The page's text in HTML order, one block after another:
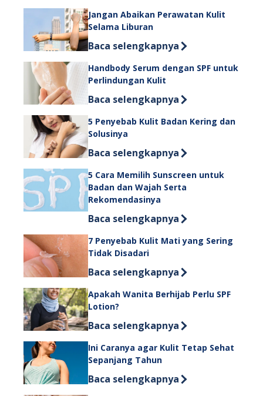
Jangan Abaikan Perawatan Kulit
Selama Liburan
Discover more about Jangan
Baca selengkapnya
Handbody Serum dengan SPF untuk
Perlindungan Kulit
Discover more about Handbody
Baca selengkapnya
5 Penyebab Kulit Badan Kering dan
Solusinya
Discover more about 5 Penyebab
Baca selengkapnya
5 Cara Memilih Sunscreen untuk
Badan dan Wajah Serta
Rekomendasinya
Discover more about 5 Cara
Baca selengkapnya
7 Penyebab Kulit Mati yang Sering
Tidak Disadari
Discover more about 7 Penyebab
Baca selengkapnya
Apakah Wanita Berhijab Perlu SPF
Lotion?
Discover more about Apakah Wanita
Baca selengkapnya
Ini Caranya agar Kulit Tetap Sehat
Sepanjang Tahun
Discover more about Ini Caranya
Baca selengkapnya